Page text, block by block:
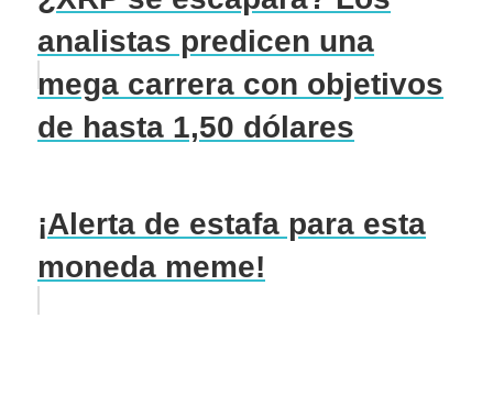
analistas predicen una
mega carrera con objetivos
de hasta 1,50 dólares
¡Alerta de estafa para esta
moneda meme!